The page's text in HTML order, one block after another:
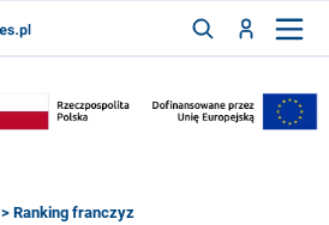
> Ranking franczyz